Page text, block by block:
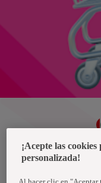
Política
¡Acepte las
personalizada!